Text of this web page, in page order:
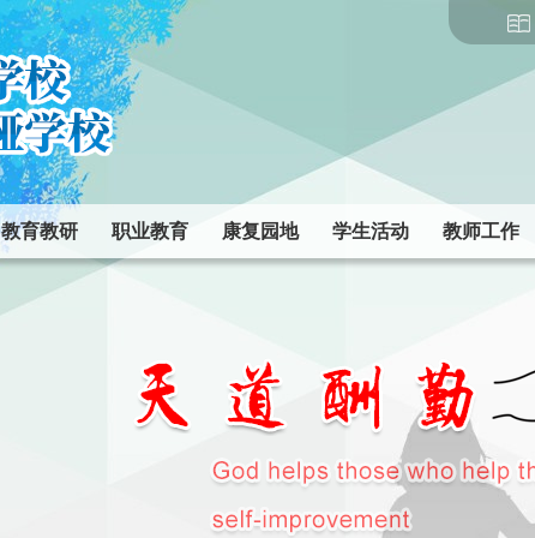
教育教研 职业教育 康复园地 学生活动 教师工作